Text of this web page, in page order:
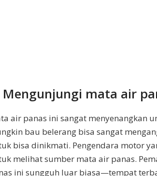
Mengunjungi mata air
air panas ini sangat menyenangkan
bau belerang bisa sangat
bisa dinikmati. Pengendara motor
melihat sumber mata air panas.
ini sungguh luar biasa—tempat